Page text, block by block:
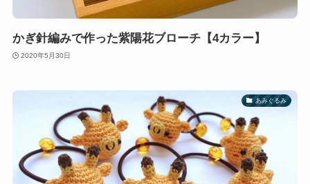
かぎ針編みで作った紫陽花ブローチ【4カラー】
2020年5月30日
あみぐるみ